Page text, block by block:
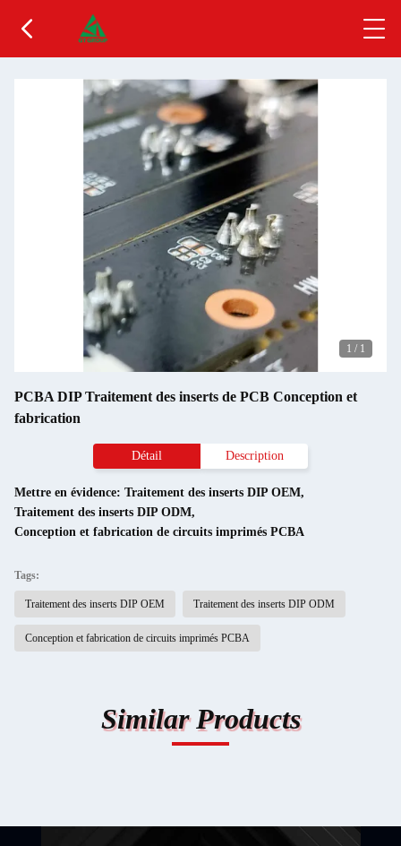
1 / 1
PCBA DIP Traitement des inserts de PCB Conception et
fabrication
Détail Description
Mettre en évidence: Traitement des inserts DIP OEM,
Traitement des inserts DIP ODM,
Conception et fabrication de circuits imprimés PCBA
Tags:
Traitement des inserts DIP OEM Traitement des inserts DIP ODM
Conception et fabrication de circuits imprimés PCBA
Similar Products